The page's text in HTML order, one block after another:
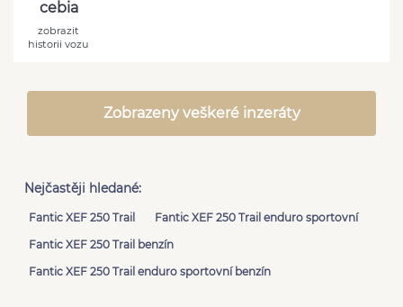
cebia
zobrazit
historii vozu
Zobrazeny veškeré inzeráty
Nejčastěji hledané:
Fantic XEF 250 Trail
Fantic XEF 250 Trail enduro sportovní
Fantic XEF 250 Trail benzín
Fantic XEF 250 Trail enduro sportovní benzín